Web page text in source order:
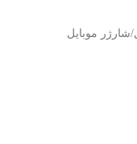
/شارژر موبایل